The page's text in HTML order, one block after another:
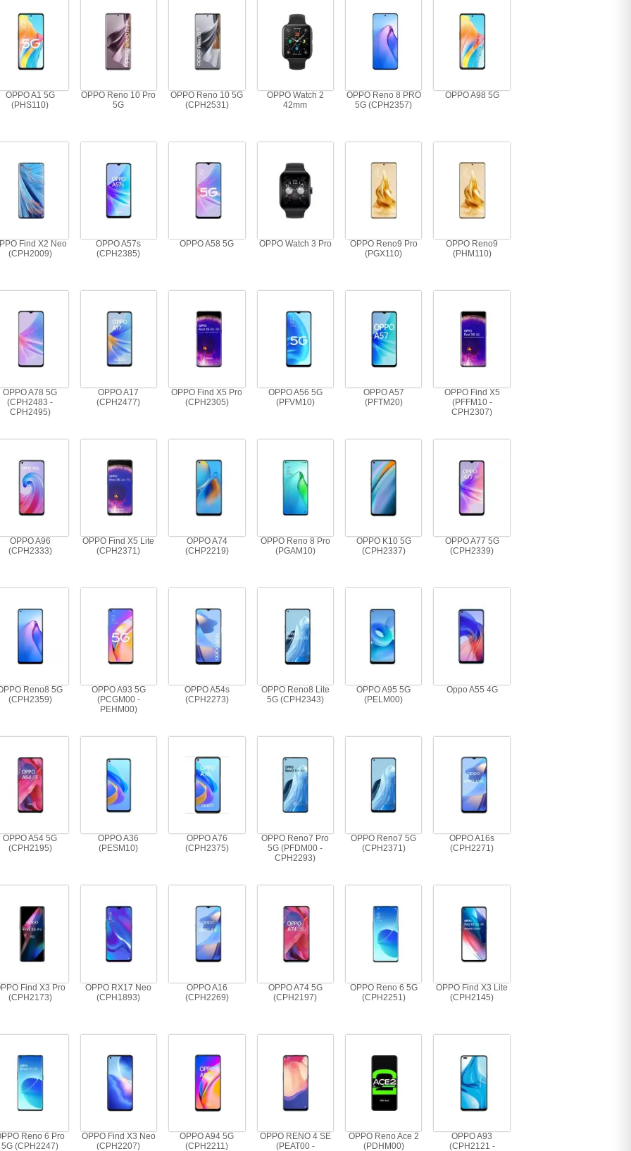
OPPO A1 5G
(PHS110)
OPPO Reno 10 Pro
5G
OPPO Reno 10 5G
(CPH2531)
OPPO Watch 2
42mm
OPPO Reno 8 PRO
5G (CPH2357)
OPPO A98 5G
Find X2 Neo
(CPH2009)
OPPO A57s
(CPH2385)
OPPO A58 5G OPPO Watch 3 Pro
OPPO Reno9 Pro
(PGX110)
OPPO Reno9
(PHM110)
OPPO A78 5G
(CPH2483 -
CPH2495)
OPPO A17
(CPH2477)
OPPO Find X5 Pro
(CPH2305)
OPPO A56 5G
(PFVM10)
OPPO A57
(PFTM20)
OPPO Find X5
(PFFM10 -
CPH2307)
OPPO A96
(CPH2333)
OPPO Find X5 Lite
(CPH2371)
OPPO A74
(CHP2219)
OPPO Reno 8 Pro
(PGAM10)
OPPO K10 5G
(CPH2337)
OPPO A77 5G
(CPH2339)
Reno8 5G
(CPH2359)
OPPO A93 5G
(PCGM00 -
PEHM00)
OPPO A54s
(CPH2273)
OPPO Reno8 Lite
5G (CPH2343)
OPPO A95 5G
(PELM00)
Oppo A55 4G
OPPO A54 5G
(CPH2195)
OPPO A36
(PESM10)
OPPO A76
(CPH2375)
OPPO Reno7 Pro
5G (PFDM00 -
CPH2293)
OPPO Reno7 5G
(CPH2371)
OPPO A16s
(CPH2271)
Find X3 Pro
(CPH2173)
OPPO RX17 Neo
(CPH1893)
OPPO A16
(CPH2269)
OPPO A74 5G
(CPH2197)
OPPO Reno 6 5G
(CPH2251)
OPPO Find X3 Lite
(CPH2145)
Reno 6 Pro
5G (CPH2247)
OPPO Find X3 Neo
(CPH2207)
OPPO A94 5G
(CPH2211)
OPPO RENO 4 SE
(PEAT00 -
OPPO Reno Ace 2
(PDHM00)
OPPO A93
(CPH2121 -